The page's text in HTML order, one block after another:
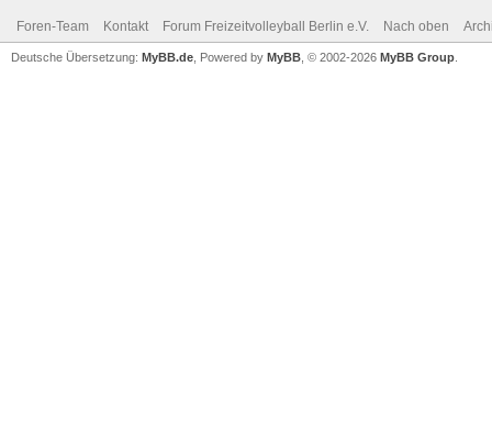
Foren-Team Kontakt Forum Freizeitvolleyball Berlin e.V. Nach oben
Deutsche Übersetzung: MyBB.de , Powered by MyBB , © 2002-2026 MyBB Group